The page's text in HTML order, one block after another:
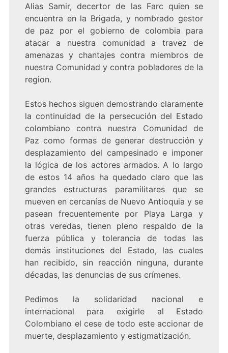
Alias Samir, decertor de las Farc quien se
encuentra en la Brigada, y nombrado gestor
de paz por el gobierno de colombia para
atacar a nuestra comunidad a travez de
amenazas y chantajes contra miembros de
nuestra Comunidad y contra pobladores de la
region.
Estos hechos siguen demostrando claramente
la continuidad de la persecución del Estado
colombiano contra nuestra Comunidad de
Paz como formas de generar destrucción y
desplazamiento del campesinado e imponer
la lógica de los actores armados. A lo largo
de estos 14 años ha quedado claro que las
grandes estructuras paramilitares que se
mueven en cercanías de Nuevo Antioquia y se
pasean frecuentemente por Playa Larga y
otras veredas, tienen pleno respaldo de la
fuerza pública y tolerancia de todas las
demás instituciones del Estado, las cuales
han recibido, sin reacción ninguna, durante
décadas, las denuncias de sus crímenes.
Pedimos la solidaridad nacional e
internacional para exigirle al Estado
Colombiano el cese de todo este accionar de
muerte, desplazamiento y estigmatización.